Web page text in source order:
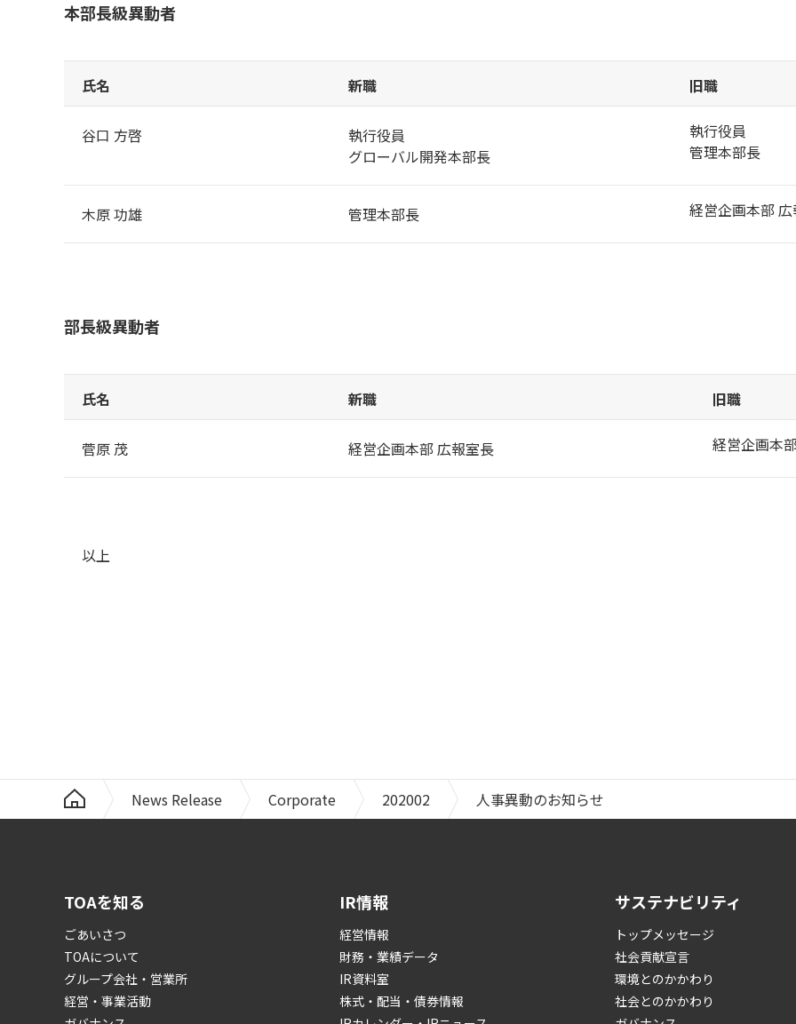
本部長級異動者
氏名 新職 旧職
谷口 方啓
執行役員
グローバル開発本部長
執行役員
管理本部長
木原 功雄 管理本部長 経営企画本部
部長級異動者
氏名 新職 旧職
菅原 茂 経営企画本部 広報室長 経営企画本
以上
News Release Corporate 202002 人事異動のお知らせ
TOAを知る
ごあいさつ
TOAについて
グループ会社・営業所
経営・事業活動
IR情報
経営情報
財務・業績データ
IR資料室
株式・配当・債券情報
サステナビリティ
トップメッセージ
社会貢献宣言
環境とのかかわり
社会とのかかわり